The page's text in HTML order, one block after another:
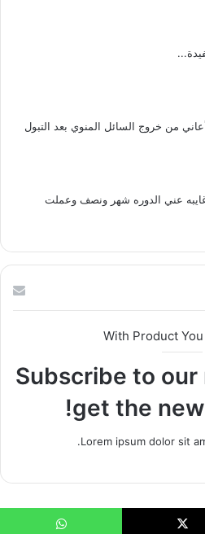
من خروج السائل المنوي بعد التبول
غايبه عني الدوره شهر ونصف وعملت
With Product
Subscribe to
get the
Lorem ipsum dolor sit